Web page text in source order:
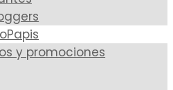
y promociones